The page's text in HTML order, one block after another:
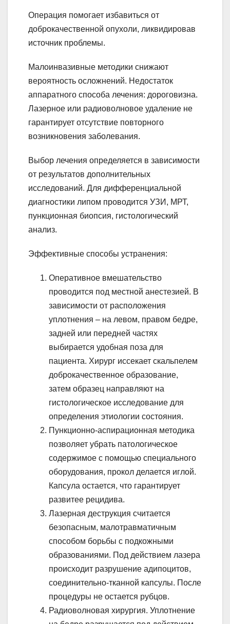
Операция помогает избавиться от
доброкачественной опухоли, ликвидировав
источник проблемы.
Малоинвазивные методики снижают
вероятность осложнений. Недостаток
аппаратного способа лечения: дороговизна.
Лазерное или радиоволновое удаление не
гарантирует отсутствие повторного
возникновения заболевания.
Выбор лечения определяется в зависимости
от результатов дополнительных
исследований. Для дифференциальной
диагностики липом проводится УЗИ, МРТ,
пункционная биопсия, гистологический
анализ.
Эффективные способы устранения:
Оперативное вмешательство
проводится под местной анестезией. В
зависимости от расположения
уплотнения – на левом, правом бедре,
задней или передней частях
выбирается удобная поза для
пациента. Хирург иссекает скальпелем
доброкачественное образование,
затем образец направляют на
гистологическое исследование для
определения этиологии состояния.
Пункционно-аспирационная методика
позволяет убрать патологическое
содержимое с помощью специального
оборудования, прокол делается иглой.
Капсула остается, что гарантирует
развитее рецидива.
Лазерная деструкция считается
безопасным, малотравматичным
способом борьбы с подкожными
образованиями. Под действием лазера
происходит разрушение адипоцитов,
соединительно-тканной капсулы. После
процедуры не остается рубцов.
Радиоволновая хирургия. Уплотнение